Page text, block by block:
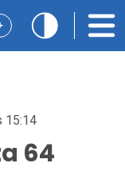
15:14
64